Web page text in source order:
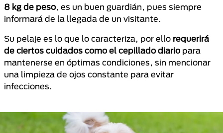
8 kg de peso, es un buen guardián, pues siempre
informará de la llegada de un visitante.
Su pelaje es lo que lo caracteriza, por ello requerirá
de ciertos cuidados como el cepillado diariopara
mantenerse en óptimas condiciones, sin mencionar
una limpieza de ojos constante para evitar
infecciones.